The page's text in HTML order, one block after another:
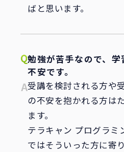
ばと思います。
勉強が苦手なので、
不安です。
受講を検討される方や
の不安を抱かれる方は
ます。
テラキャン プログラミ
ではそういった方に寄